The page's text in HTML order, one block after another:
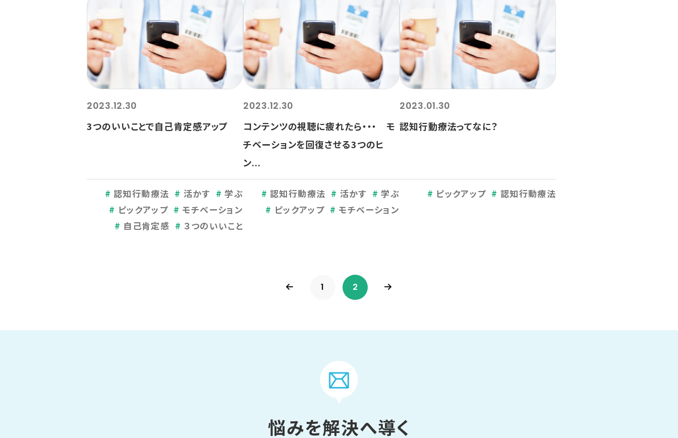
2023.12.30
3つのいいことで自己肯定感アップ
認知行動療法 活かす
学ぶ
ピックアップ
モチベーション
自己肯定感
３つのいいこと
2023.12.30
コンテンツの視聴に疲れたら・・・ モ
チベーションを回復させる3つのヒ
ン...
認知行動療法 活かす
学ぶ
ピックアップ
モチベーション
2023.01.30
認知行動療法ってなに？
ピックアップ 認知行動療法
1 2
悩みを解決へ導く